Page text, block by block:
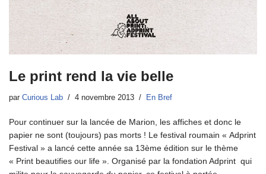
Le print rend la vie belle
par Curious Lab 4 novembre 2013 En Bref
Pour continuer sur la lancée de Marion, les affiches et donc le
papier ne sont (toujours) pas morts ! Le festival roumain « Adprint
Festival » a lancé cette année sa 13ème édition sur le thème
« Print beautifies our life ». Organisé par la fondation Adprint qui